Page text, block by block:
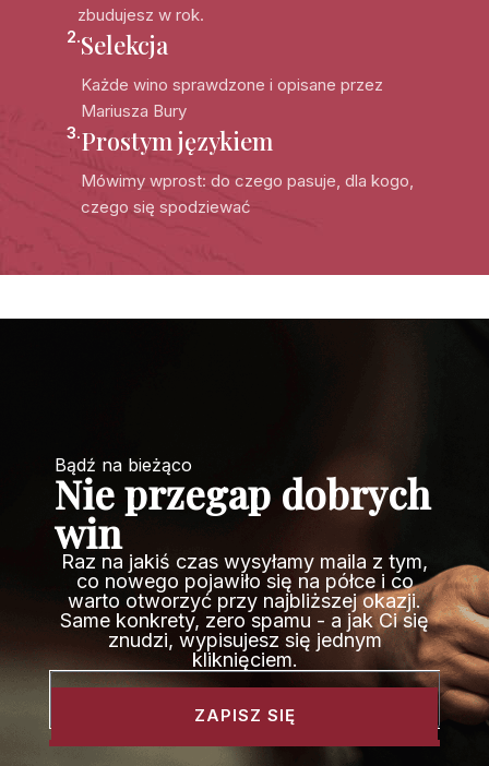
zbudujesz w rok.
2.Selekcja
Każde wino sprawdzone i opisane przez
Mariusza Bury
3.Prostym językiem
Mówimy wprost: do czego pasuje, dla kogo,
czego się spodziewać
Bądź na bieżąco
Nie przegap dobrych
win
Raz na jakiś czas wysyłamy maila z tym,
co nowego pojawiło się na półce i co
warto otworzyć przy najbliższej okazji.
Same konkrety, zero spamu - a jak Ci się
znudzi, wypisujesz się jednym
kliknięciem.
ZAPISZ SIĘ